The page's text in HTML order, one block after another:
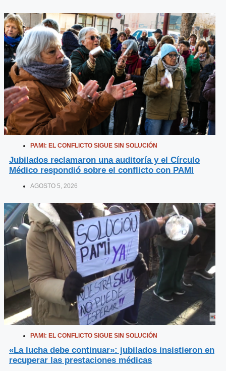
PAMI: EL CONFLICTO SIGUE SIN SOLUCIÓN
Jubilados reclamaron una auditoría y el Círculo
Médico respondió sobre el conflicto con PAMI
AGOSTO 5, 2026
PAMI: EL CONFLICTO SIGUE SIN SOLUCIÓN
«La lucha debe continuar»: jubilados insistieron en
recuperar las prestaciones médicas